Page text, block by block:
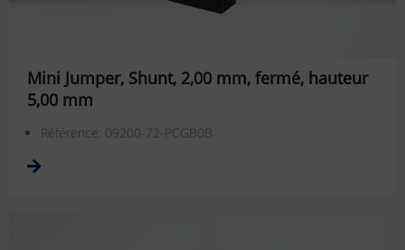
Mini Jumper, Shunt, 2,00 mm, fermé, hauteur
5,00 mm
Référence: 09200-72-PCGB0B